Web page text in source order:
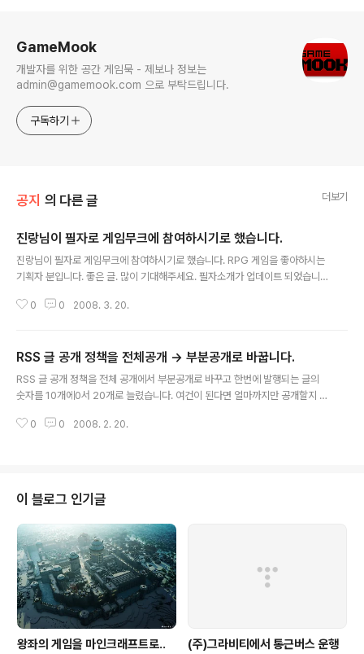
GameMook
개발자를 위한 공간 게임묵 - 제보나 정보는
admin@gamemook.com 으로 부탁드립니다.
구독하기
공지 의 다른 글 더보기
진랑님이 필자로 게임무크에 참여하시기로 했습니다.
진랑님이 필자로 게임무크에 참여하시기로 했습니다. RPG 게임을 좋아하시는
기획자 분입니다. 좋은 글. 많이 기대해주세요. 필자소개가 업데이트 되었습니
0 0 2008. 3. 20.
RSS 글 공개 정책을 전체공개 -> 부분공개로 바꿉니다.
RSS 글 공개 정책을 전체 공개에서 부분공개로 바꾸고 한번에 발행되는 글의
숫자를 10개에0서 20개로 늘렸습니다. 여건이 된다면 얼마까지만 공개할지 지
은 공지지만 09년 5월 4일 자로 RSS공개를 부분에서 전체로 풀었습니다. 5
0 0 2008. 2. 20.
이 블로그 인기글
왕좌의 게임을 마인크래프트로..
(주)그라비티에서 통근버스 운행